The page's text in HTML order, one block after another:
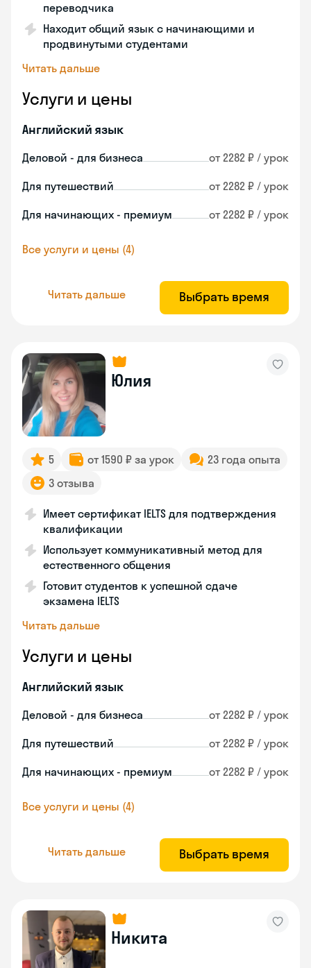
переводчика
Находит общий язык с начинающими и
продвинутыми студентами
Читать дальше
Услуги и цены
Английский язык
Деловой - для бизнеса от 2282 ₽ / урок
Для путешествий от 2282 ₽ / урок
Для начинающих - премиум от 2282 ₽ / урок
Все услуги и цены (4)
Читать дальше Выбрать время
Юлия
5 от 1590 ₽ за урок
23 года опыта
3 отзыва
Имеет сертификат IELTS для подтверждения
квалификации
Использует коммуникативный метод для
естественного общения
Готовит студентов к успешной сдаче
экзамена IELTS
Читать дальше
Услуги и цены
Английский язык
Деловой - для бизнеса от 2282 ₽ / урок
Для путешествий от 2282 ₽ / урок
Для начинающих - премиум от 2282 ₽ / урок
Все услуги и цены (4)
Читать дальше Выбрать время
Никита